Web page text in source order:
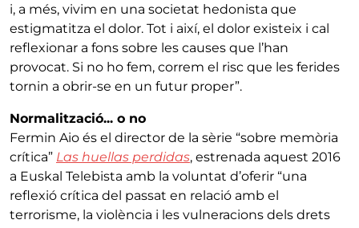
i, a més, vivim en una societat hedonista que
estigmatitza el dolor. Tot i així, el dolor existeix i cal
reflexionar a fons sobre les causes que l’han
provocat. Si no ho fem, correm el risc que les ferides
tornin a obrir-se en un futur proper”.
Normalització... o no
Fermin Aio és el director de la sèrie “sobre memòria
crítica” Las huellas perdidas, estrenada aquest 2016
a Euskal Telebista amb la voluntat d’oferir “una
reflexió crítica del passat en relació amb el
terrorisme, la violència i les vulneracions dels drets